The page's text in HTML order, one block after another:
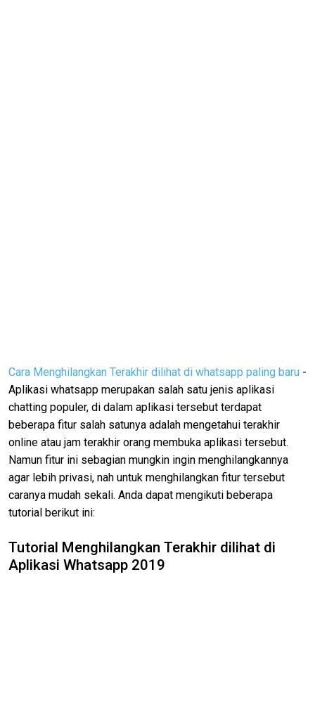
Cara Menghilangkan Terakhir dilihat di whatsapp paling baru -
Aplikasi whatsapp merupakan salah satu jenis aplikasi
chatting populer, di dalam aplikasi tersebut terdapat
beberapa fitur salah satunya adalah mengetahui terakhir
online atau jam terakhir orang membuka aplikasi tersebut.
Namun fitur ini sebagian mungkin ingin menghilangkannya
agar lebih privasi, nah untuk menghilangkan fitur tersebut
caranya mudah sekali. Anda dapat mengikuti beberapa
tutorial berikut ini:
Tutorial Menghilangkan Terakhir dilihat di
Aplikasi Whatsapp 2019